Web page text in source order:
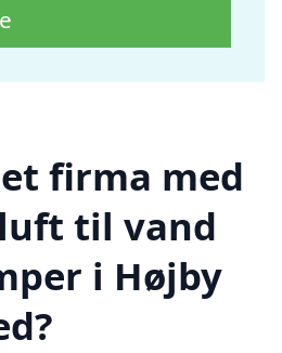
firma med
til vand
i Højby